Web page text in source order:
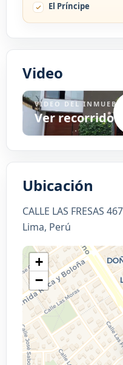
El Príncipe
Video
VIDEO DEL INMUEBLE
Ver recorrido
Ubicación
CALLE LAS FRESAS
Lima, Perú
+
−